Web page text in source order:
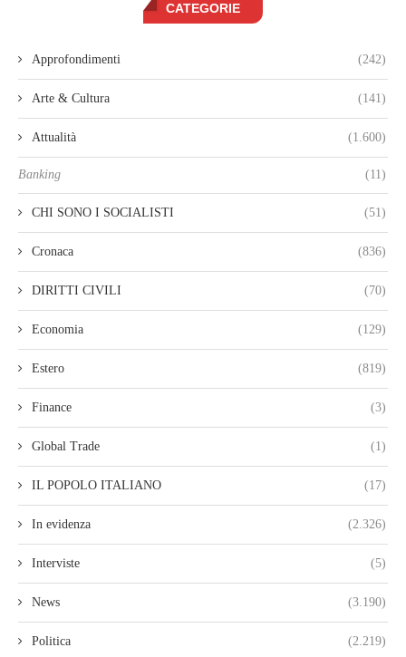
CATEGORIE
Approfondimenti (242)
Arte & Cultura (141)
Attualità (1.600)
Banking (11)
CHI SONO I SOCIALISTI (51)
Cronaca (836)
DIRITTI CIVILI (70)
Economia (129)
Estero (819)
Finance (3)
Global Trade (1)
IL POPOLO ITALIANO (17)
In evidenza (2.326)
Interviste (5)
News (3.190)
Politica (2.219)